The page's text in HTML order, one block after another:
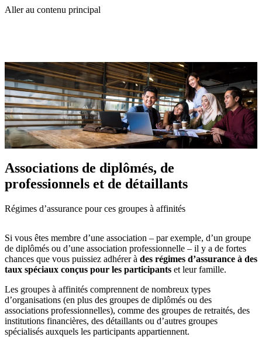
Aller au contenu principal
Associations de diplômés, de
professionnels et de détaillants
Régimes d’assurance pour ces groupes à affinités
Si vous êtes membre d’une association – par exemple, d’un groupe
de diplômés ou d’une association professionnelle – il y a de fortes
chances que vous puissiez adhérer à des régimes d’assurance à des
taux spéciaux conçus pour les participants et leur famille.
Les groupes à affinités comprennent de nombreux types
d’organisations (en plus des groupes de diplômés ou des
associations professionnelles), comme des groupes de retraités, des
institutions financières, des détaillants ou d’autres groupes
spécialisés auxquels les participants appartiennent.